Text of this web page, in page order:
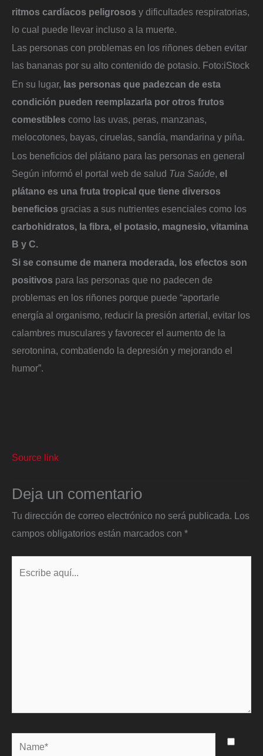
ritmos cardíacos peligrosos y dificultades respiratorias,
lo cual puede llevar incluso a la muerte.
Las personas con problemas en los riñones deben evitar
las bananas por su alto contenido de potasio. Foto:iStock
En su lugar, las personas que padezcan de esta
condición pueden reemplazarla por otros frutos
comestibles como las uvas, peras, manzanas,
melocotones, bayas, ciruelas, sandía, mandarina y piña.
Los beneficios del plátano para las personas en general
Según informó el portal web de salud Tua Saúde, el
plátano es una fruta tropical que tiene diversos
beneficios gracias a sus nutrientes esenciales como los
carbohidratos, la fibra, el potasio, magnesio, vitamina
B y C.
Si se consume de manera moderada, los efectos son
positivos para las personas que no padecen de
problemas en los riñones porque puede “aportarle
energía al organismo, reducir la presión arterial, evitar los
calambres musculares y favorecer el aumento de la
serotonina, combatiendo la depresión y mejorando el
humor”.
Source link
Deja un comentario
Tu dirección de correo electrónico no será publicada. Los
campos obligatorios están marcados con *
Name*